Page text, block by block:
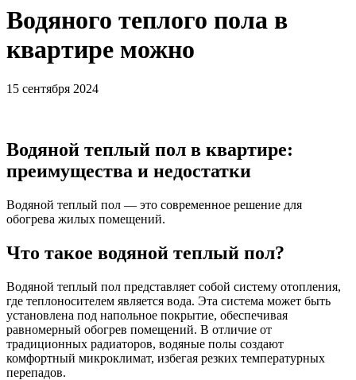
Водяного теплого пола в
квартире можно
15 сентября 2024
Водяной теплый пол в квартире:
преимущества и недостатки
Водяной теплый пол — это современное решение для
обогрева жилых помещений.
Что такое водяной теплый пол?
Водяной теплый пол представляет собой систему отопления,
где теплоносителем является вода. Эта система может быть
установлена под напольное покрытие, обеспечивая
равномерный обогрев помещений. В отличие от
традиционных радиаторов, водяные полы создают
комфортный микроклимат, избегая резких температурных
перепадов.